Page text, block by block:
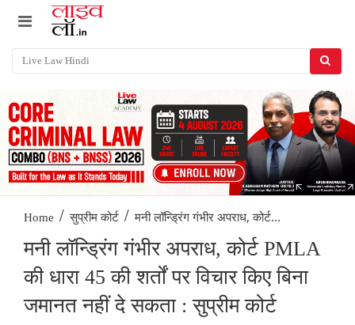
Home / सुप्रीम कोर्ट / मनी लॉन्ड्रिंग गंभीर अपराध, कोर्ट...
मनी लॉन्ड्रिंग गंभीर अपराध, कोर्ट PMLA
की धारा 45 की शर्तों पर विचार किए बिना
जमानत नहीं दे सकता : सुप्रीम कोर्ट